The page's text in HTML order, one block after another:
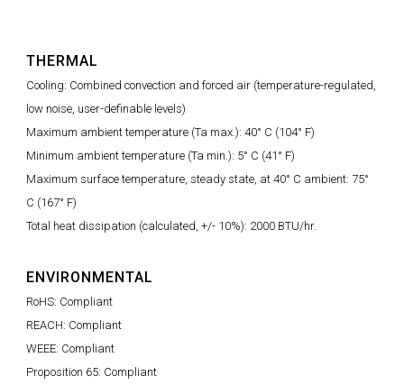
THERMAL
Cooling: Combined convection and forced air (temperature-regulated,
low noise, user-definable levels)
Maximum ambient temperature (Ta max.): 40° C (104° F)
Minimum ambient temperature (Ta min.): 5° C (41° F)
Maximum surface temperature, steady state, at 40° C ambient: 75°
C (167° F)
Total heat dissipation (calculated, +/- 10%): 2000 BTU/hr.
ENVIRONMENTAL
RoHS: Compliant
REACH: Compliant
WEEE: Compliant
Proposition 65: Compliant